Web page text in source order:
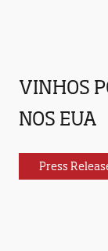
VINHOS
NOS EUA
Press